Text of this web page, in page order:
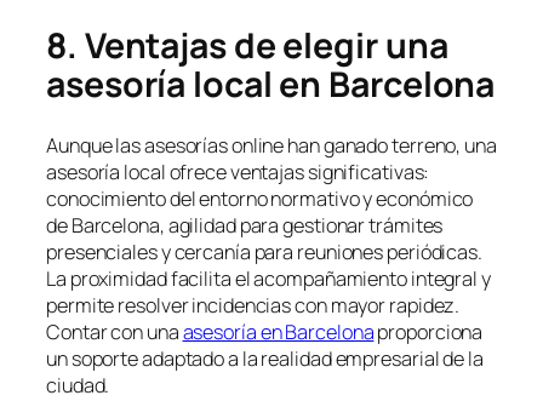
8. Ventajas de elegir una
asesoría local en Barcelona
Aunque las asesorías online han ganado terreno, una
asesoría local ofrece ventajas significativas:
conocimiento del entorno normativo y económico
de Barcelona, agilidad para gestionar trámites
presenciales y cercanía para reuniones periódicas.
La proximidad facilita el acompañamiento integral y
permite resolver incidencias con mayor rapidez.
Contar con unaasesoría en Barcelonaproporciona
un soporte adaptado a la realidad empresarial de la
ciudad.